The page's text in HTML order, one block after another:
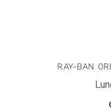
RAY-BAN